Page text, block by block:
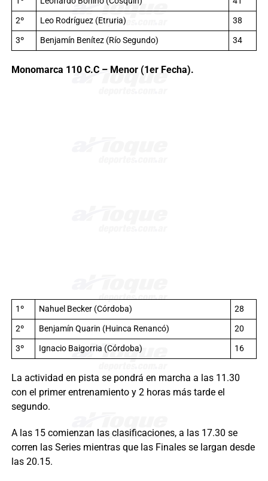
2º
Leo Rodríguez (Etruria)
38
3º
Benjamín Benítez (Río Segundo) 34
Monomarca 110 C.C – Menor (1er Fecha).
1º Nahuel Becker (Córdoba)
28
2º
Benjamín Quarin (Huinca Renancó)
20
3º
Ignacio Baigorria (Córdoba) 16
La actividad en pista se pondrá en marcha a las 11.30
con el primer entrenamiento y 2 horas más tarde el
segundo.
A las 15 comienzan las clasificaciones, a las 17.30 se
corren las Series mientras que las Finales se largan desde
las 20.15.